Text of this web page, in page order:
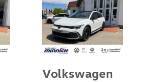
Volkswagen